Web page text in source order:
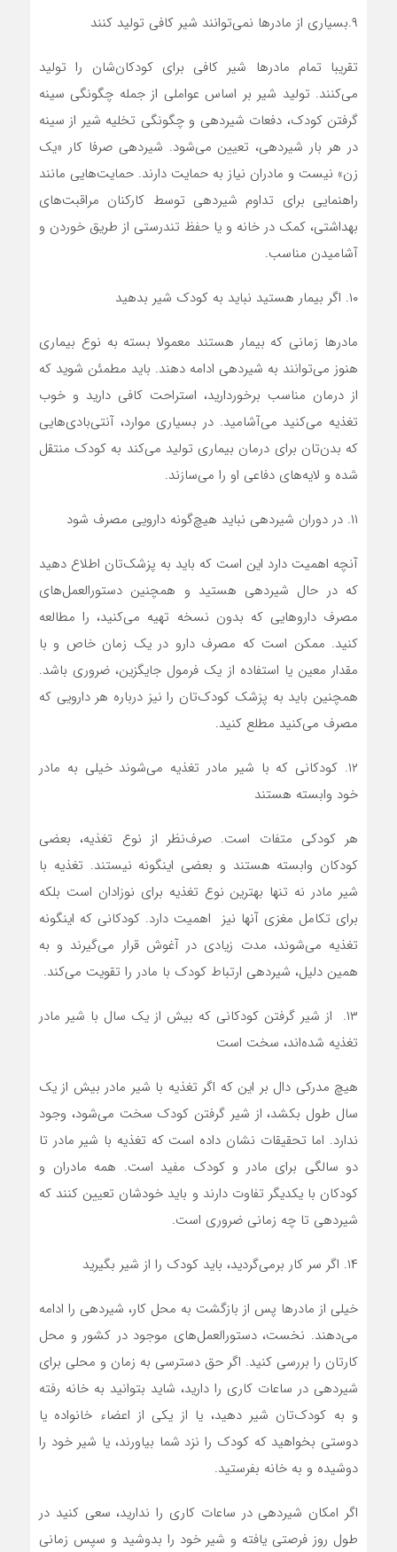
۹.بسیاری از مادرها نمی‌توانند شیر کافی تولید کنند
تقریبا تمام مادرها شیر کافی برای کودکان‌شان را تولید
می‌کنند. تولید شیر بر اساس عواملی از جمله چگونگی سینه
گرفتن کودک، دفعات شیردهی و چگونگی تخلیه شیر از سینه
در هر بار شیردهی، تعیین می‌شود. شیردهی صرفا کار «یک
زن» نیست و مادران نیاز به حمایت دارند. حمایت‌هایی مانند
راهنمایی برای تداوم شیردهی توسط کارکنان مراقبت‌های
بهداشتی،‌ کمک در خانه و یا حفظ تندرستی از طریق خوردن و
آشامیدن مناسب.
۱۰. اگر بیمار هستید نباید به کودک شیر بدهید
مادرها زمانی که بیمار هستند معمولا بسته به نوع بیماری
هنوز می‌توانند به شیردهی ادامه دهند. باید مطمئن شوید که
از درمان مناسب برخوردارید،‌ استراحت کافی دارید و خوب
تغذیه می‌کنید می‌آشامید. در بسیاری موارد، آنتی‌بادی‌هایی
که بدن‌تان برای درمان بیماری تولید می‌کند به کودک منتقل
شده و لایه‌های دفاعی او را می‌سازند.
۱۱. در دوران شیردهی نباید هیچ‌گونه دارویی مصرف شود
آنچه اهمیت دارد این است که باید به پزشک‌تان اطلاع دهید
که در حال شیردهی هستید و همچنین دستورالعمل‌های
مصرف داروهایی که بدون نسخه تهیه می‌کنید، را مطالعه
کنید. ممکن است که مصرف دارو در یک زمان خاص و با
مقدار معین یا استفاده از یک فرمول جایگزین، ضروری باشد.
همچنین باید به پزشک کودک‌تان را نیز درباره هر دارویی که
مصرف می‌کنید مطلع کنید.
۱۲. کودکانی که با شیر مادر تغذیه می‌شوند خیلی به مادر
خود وابسته هستند
هر کودکی متفات است. صرف‌نظر از نوع تغذیه، بعضی
کودکان وابسته هستند و بعضی اینگونه نیستند. تغذیه با
شیر مادر نه تنها بهترین نوع تغذیه برای نوزادان است بلکه
برای تکامل مغزی آنها نیز اهمیت دارد. کودکانی که اینگونه
تغذیه می‌شوند، مدت زیادی در آغوش قرار می‌گیرند و به
همین دلیل، شیردهی ارتباط کودک با مادر را تقویت می‌کند.
۱۳. از شیر گرفتن کودکانی که بیش از یک سال با شیر مادر
تغذیه شده‌اند، سخت است
هیچ مدرکی دال بر این که اگر تغذیه با شیر مادر بیش از یک
سال طول بکشد،‌ از شیر گرفتن کودک سخت می‌شود، وجود
ندارد. اما تحقیقات نشان داده است که تغذیه با شیر مادر تا
دو سالگی برای مادر و کودک مفید است. همه مادران و
کودکان با یکدیگر تفاوت دارند و باید خودشان تعیین کنند که
شیردهی تا چه زمانی ضروری است.
۱۴. اگر سر کار برمی‌گردید،‌ باید کودک را از شیر بگیرید
خیلی از مادرها پس از بازگشت به محل کار، شیردهی را ادامه
می‌دهند. نخست،‌ دستورالعمل‌های موجود در کشور و محل
کارتان را بررسی کنید. اگر حق دسترسی به زمان و محلی برای
شیردهی در ساعات کاری را دارید،‌ شاید بتوانید به خانه رفته
و به کودک‌تان شیر دهید،‌ یا از یکی از اعضاء خانواده یا
دوستی بخواهید که کودک را نزد شما بیاورند، یا شیر خود را
دوشیده و به خانه بفرستید.
اگر امکان شیردهی در ساعات کاری را ندارید،‌ سعی کنید در
طول روز فرصتی یافته و شیر خود را بدوشید و سپس زمانی